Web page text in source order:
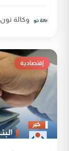
وكالة نون
إقتصادية